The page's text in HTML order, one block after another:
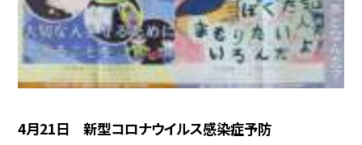
4月21日 新型コロナウイルス感染症予防